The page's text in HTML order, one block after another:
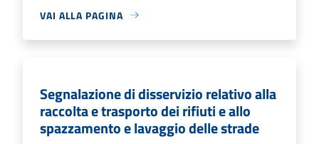
VAI ALLA PAGINA
Segnalazione di disservizio relativo alla
raccolta e trasporto dei rifiuti e allo
spazzamento e lavaggio delle strade